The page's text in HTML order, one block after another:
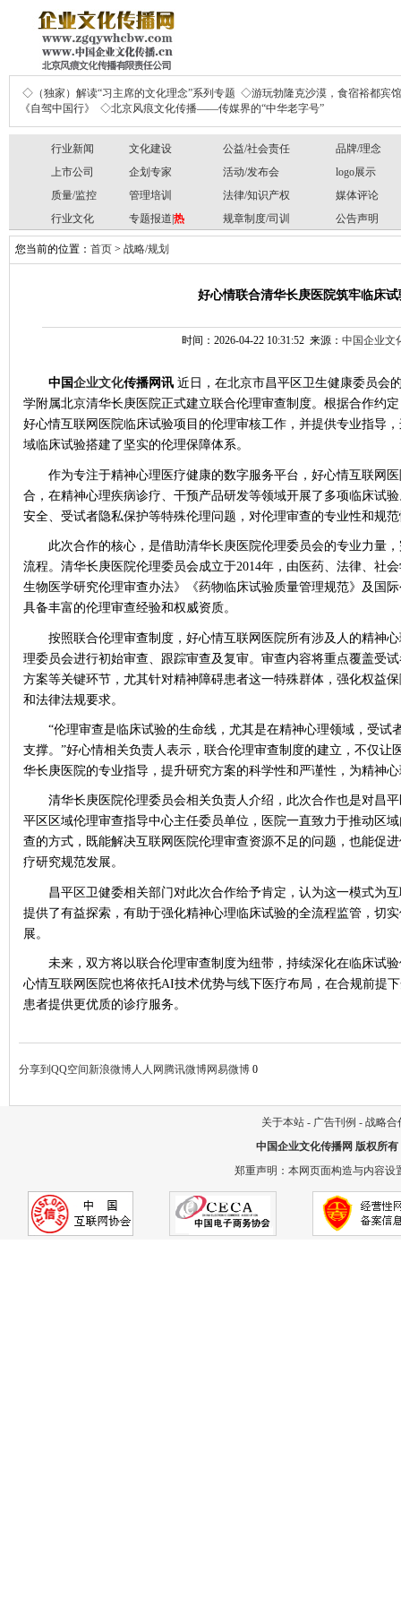
◇（独家）解读“习主席的文化理念”系列专题 ◇游玩勃隆克沙漠，食宿裕都宾馆
《自驾中国行》
◇北京风痕文化传播——传媒界的“中华老字号”
行业新闻 文化建设 公益/社会责任
品牌/理念
上市公司
企划专家 活动/发布会
logo展示
质量/监控
管理培训 法律/知识产权
媒体评论
行业文化
专题报道| 热 规章制度/司训 公告声明
您当前的位置： 首页 > 战略/规划
好心情联合清华长庚医院筑牢临床
时间：2026-04-22 10:31:52 来源： 中国企业文
中国企业文化传播网讯 近日，在北京市昌平区卫生健康委员会
学附属北京清华长庚医院正式建立联合伦理审查制度。根据合作约
好心情互联网医院临床试验项目的伦理审核工作，并提供专业指导
域临床试验搭建了坚实的伦理保障体系。
作为专注于精神心理医疗健康的数字服务平台，好心情互联网
合，在精神心理疾病诊疗、干预产品研发等领域开展了多项临床试
安全、受试者隐私保护等特殊伦理问题，对伦理审查的专业性和规
此次合作的核心，是借助清华长庚医院伦理委员会的专业力量
流程。清华长庚医院伦理委员会成立于2014年，由医药、法律、社
生物医学研究伦理审查办法》《药物临床试验质量管理规范》及国
具备丰富的伦理审查经验和权威资质。
按照联合伦理审查制度，好心情互联网医院所有涉及人的精神
理委员会进行初始审查、跟踪审查及复审。审查内容将重点覆盖受
方案等关键环节，尤其针对精神障碍患者这一特殊群体，强化权益
和法律法规要求。
“伦理审查是临床试验的生命线，尤其是在精神心理领域，受试
支撑。”好心情相关负责人表示，联合伦理审查制度的建立，不仅让
华长庚医院的专业指导，提升研究方案的科学性和严谨性，为精神
清华长庚医院伦理委员会相关负责人介绍，此次合作也是对昌
平区区域伦理审查指导中心主任委员单位，医院一直致力于推动区
查的方式，既能解决互联网医院伦理审查资源不足的问题，也能促
疗研究规范发展。
昌平区卫健委相关部门对此次合作给予肯定，认为这一模式为
提供了有益探索，有助于强化精神心理临床试验的全流程监管，切
展。
未来，双方将以联合伦理审查制度为纽带，持续深化在临床试
心情互联网医院也将依托AI技术优势与线下医疗布局，在合规前提
患者提供更优质的诊疗服务。
分享到 QQ空间新浪微博人人网 腾讯微博网易微博 0
关于本站 - 广告刊例 - 战略合
中国企业文化传播网 版权所有
郑重声明：本网页面构造与内容